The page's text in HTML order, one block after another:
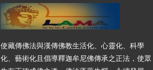
使藏傳佛法與漢傳佛教生活化、心靈化、科學
化、藝術化且倡導釋迦牟尼佛傳承之正法，使眾